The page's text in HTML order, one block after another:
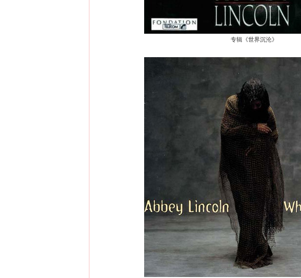
专辑《世界沉沦》